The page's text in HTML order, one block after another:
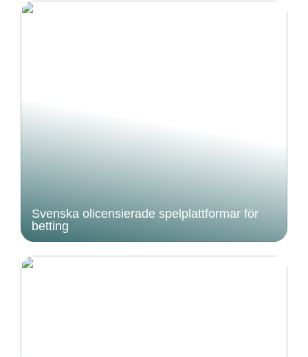
Svenska olicensierade spelplattformar för
betting